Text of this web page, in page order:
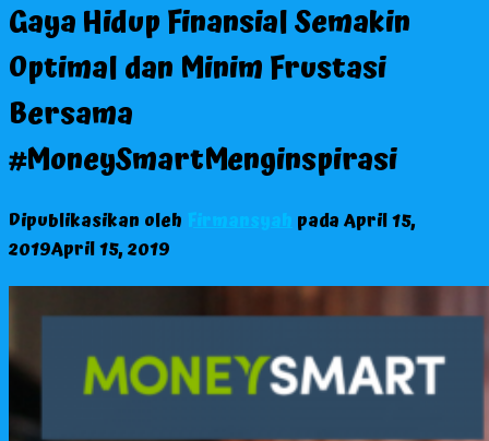
Gaya Hidup Finansial Semakin
Optimal dan Minim Frustasi
Bersama
#MoneySmartMenginspirasi
Dipublikasikan oleh FirmansyahpadaApril 15,
2019April 15, 2019